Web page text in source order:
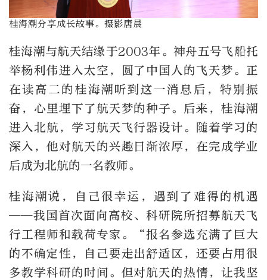
桂海潮分享成长故事。摄影唐晨
桂海潮与航天结缘于2003年。神舟五号飞船托
举杨利伟进入太空，圆了中国人的飞天梦。正
在读高二的桂海潮听到这一消息后，特别振
奋，心里埋下了航天梦的种子。后来，桂海潮
进入北航，学习航天飞行器设计。随着学习的
深入，他对航天的兴趣日渐浓厚，在完成学业
后成为北航的一名教师。
桂海潮说，自己很幸运，遇到了难得的机遇
——我国首次面向高校、科研院所招募航天飞
行工程师和载荷专家。“报名参选充满了巨大
的不确定性，自己要走出舒适区，还要占用很
多教学科研的时间。但对航天的热情，让我坚